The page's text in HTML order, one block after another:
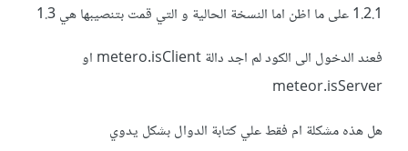
1.2.1 على ما اظن اما النسخة الحالية و التي قمت بتنصيبها هي 1.3
فعند الدخول الى الكود لم اجد دالة metero.isClient او
meteor.isServer
هل هذه مشكلة ام فقط علي كتابة الدوال بشكل يدوي